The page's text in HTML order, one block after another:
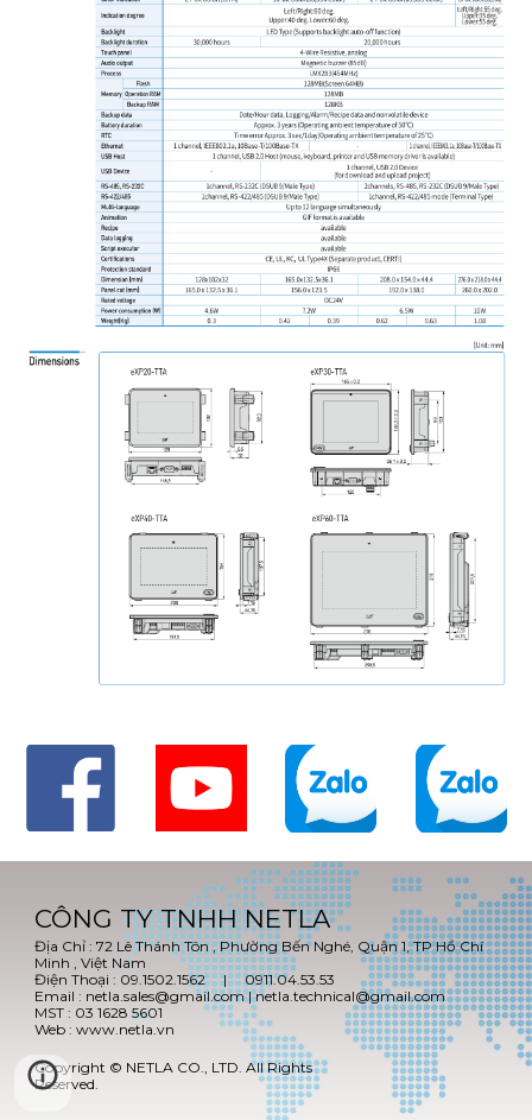
CÔNG TY TNHH NETLA
Địa Chỉ : 72 Lê Thánh Tôn , Phường Bến Nghé, Quận 1, TP Hồ Chí
Minh , Việt Nam
Điện Thoại : 09.1502.1562 | 0911.04.53.53
Email : netla.sales@gmail.com | netla.technical@gmail.com
MST : 03 1628 5601
Web : www.netla.vn
Copyright © NETLA CO., LTD. All Rights
Reserved.